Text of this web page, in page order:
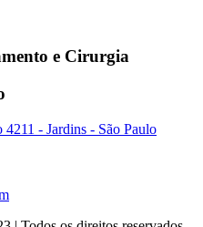
e Cirurgia
- Jardins - São Paulo